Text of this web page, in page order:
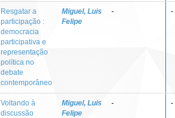
Resgatar a
participação :
democracia
participativa e
representação
política no
debate
contemporâneo
Miguel, Luis
Felipe
- -
Voltando à
discussão
Miguel, Luis
Felipe
- -